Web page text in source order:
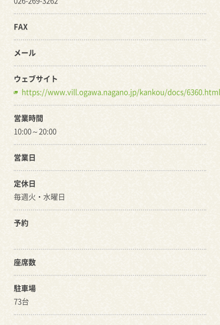
FAX
メール
ウェブサイト
https://www.vill.ogawa.nagano.jp/kankou/docs/6360.html
営業時間
10:00～20:00
営業日
定休日
毎週火・水曜日
予約
座席数
駐車場
73台